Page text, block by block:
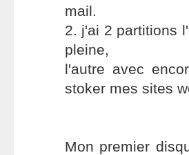
mail.
2. j'ai 2 partitions
pleine,
l'autre avec
stoker mes sites
Mon premier